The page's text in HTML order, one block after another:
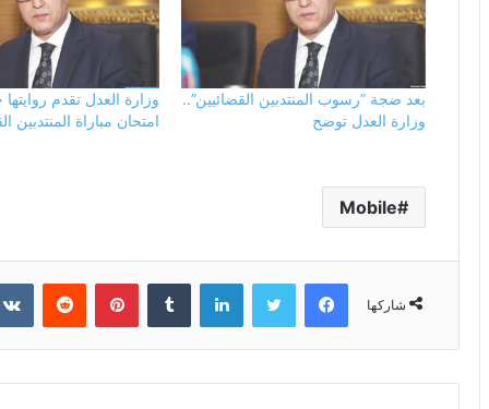
بعد ضجة “رسوب المنتدبين القضائيين”..
وزارة العدل توضح
وزارة العدل تقدم
امتحان مباراة المنتدبين
Mobile
شاركها
فيسبوك تويتر لينكدإن بينتيريست